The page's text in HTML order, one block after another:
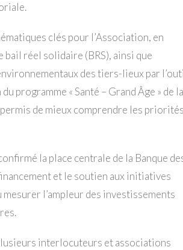
clés pour l’Association, en
réel solidaire (BRS), ainsi que
des tiers-lieux par
programme « Santé – Grand Âge » de la
de mieux comprendre les priorités
la place centrale de la Banque
et le soutien aux initiatives
l’ampleur des investissements
interlocuteurs et associations